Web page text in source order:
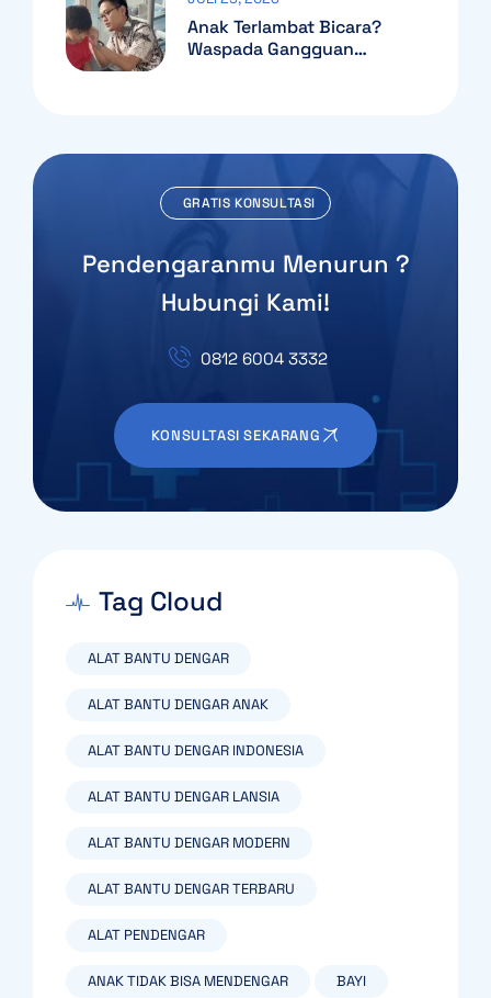
Anak Terlambat Bicara?
Waspada Gangguan
GRATIS KONSULTASI
Pendengaranmu Menurun ?
Hubungi Kami!
0812 6004 3332
KONSULTASI SEKARANG
Tag Cloud
ALAT BANTU DENGAR
ALAT BANTU DENGAR ANAK
ALAT BANTU DENGAR INDONESIA
ALAT BANTU DENGAR LANSIA
ALAT BANTU DENGAR MODERN
ALAT BANTU DENGAR TERBARU
ALAT PENDENGAR
ANAK TIDAK BISA MENDENGAR BAYI